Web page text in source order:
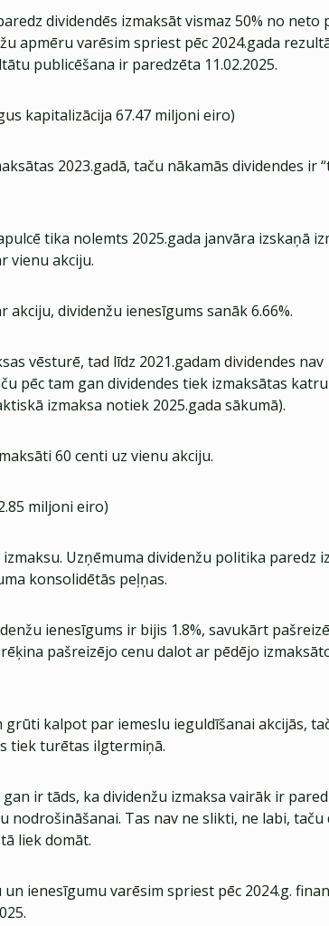
dividendēs izmaksāt vismaz 50% no neto
apmēru varēsim spriest pēc 2024.gada
publicēšana ir paredzēta 11.02.2025.
kapitalizācija 67.47 miljoni eiro)
2023.gadā, taču nākamās dividendes ir
tika nolemts 2025.gada janvāra izskaņā
vienu akciju.
akciju, dividenžu ienesīgums sanāk 6.66%.
vēsturē, tad līdz 2021.gadam dividendes nav
pēc tam gan dividendes tiek izmaksātas
izmaksa notiek 2025.gada sākumā).
60 centi uz vienu akciju.
miljoni eiro)
Uzņēmuma dividenžu politika paredz
konsolidētās peļņas.
ienesīgums ir bijis 1.8%, savukārt
pašreizējo cenu dalot ar pēdējo
grūti kalpot par iemeslu ieguldīšanai akcijās,
tiek turētas ilgtermiņā.
ir tāds, ka dividenžu izmaksa vairāk ir
nodrošināšanai. Tas nav ne slikti, ne labi, taču
liek domāt.
ienesīgumu varēsim spriest pēc 2024.g.